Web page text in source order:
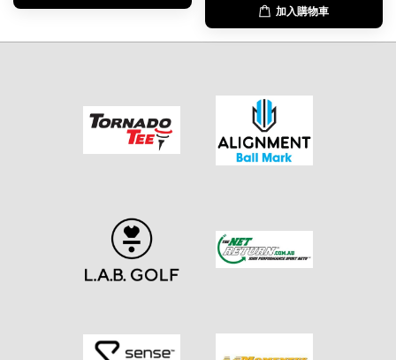
加入購物車